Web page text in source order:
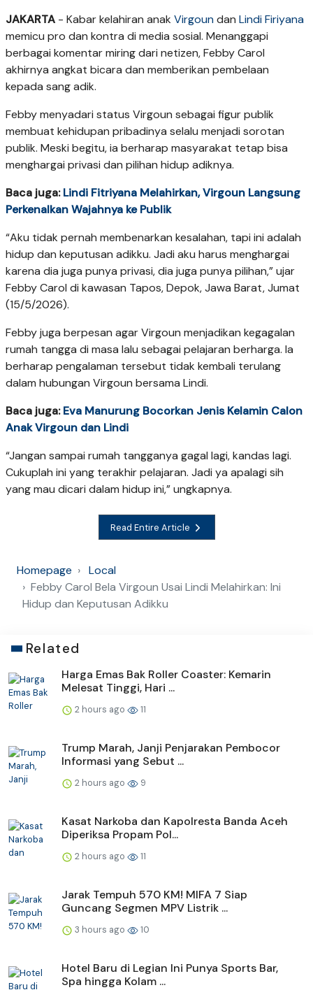
JAKARTA - Kabar kelahiran anak Virgoundan Lindi Firiyana
memicu pro dan kontra di media sosial. Menanggapi
berbagai komentar miring dari netizen, Febby Carol
akhirnya angkat bicara dan memberikan pembelaan
kepada sang adik.
Febby menyadari status Virgoun sebagai figur publik
membuat kehidupan pribadinya selalu menjadi sorotan
publik. Meski begitu, ia berharap masyarakat tetap bisa
menghargai privasi dan pilihan hidup adiknya.
Baca juga:Lindi Fitriyana Melahirkan, Virgoun Langsung
Perkenalkan Wajahnya ke Publik
“Aku tidak pernah membenarkan kesalahan, tapi ini adalah
hidup dan keputusan adikku. Jadi aku harus menghargai
karena dia juga punya privasi, dia juga punya pilihan,” ujar
Febby Carol di kawasan Tapos, Depok, Jawa Barat, Jumat
(15/5/2026).
Febby juga berpesan agar Virgoun menjadikan kegagalan
rumah tangga di masa lalu sebagai pelajaran berharga. Ia
berharap pengalaman tersebut tidak kembali terulang
dalam hubungan Virgoun bersama Lindi.
Baca juga:Eva Manurung Bocorkan Jenis Kelamin Calon
Anak Virgoun dan Lindi
“Jangan sampai rumah tangganya gagal lagi, kandas lagi.
Cukuplah ini yang terakhir pelajaran. Jadi ya apalagi sih
yang mau dicari dalam hidup ini,” ungkapnya.
Read Entire Article
Homepage
Local
Febby Carol Bela Virgoun Usai Lindi Melahirkan: Ini
Hidup dan Keputusan Adikku
Related
Harga Emas Bak Roller Coaster: Kemarin
Melesat Tinggi, Hari ...
2 hours ago 11
Trump Marah, Janji Penjarakan Pembocor
Informasi yang Sebut ...
2 hours ago 9
Kasat Narkoba dan Kapolresta Banda Aceh
Diperiksa Propam Pol...
2 hours ago 11
Jarak Tempuh 570 KM! MIFA 7 Siap
Guncang Segmen MPV Listrik ...
3 hours ago 10
Hotel Baru di Legian Ini Punya Sports Bar,
Spa hingga Kolam ...